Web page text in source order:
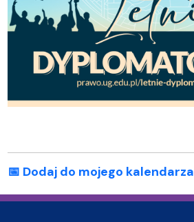
📅 Dodaj do mojego kalendarza